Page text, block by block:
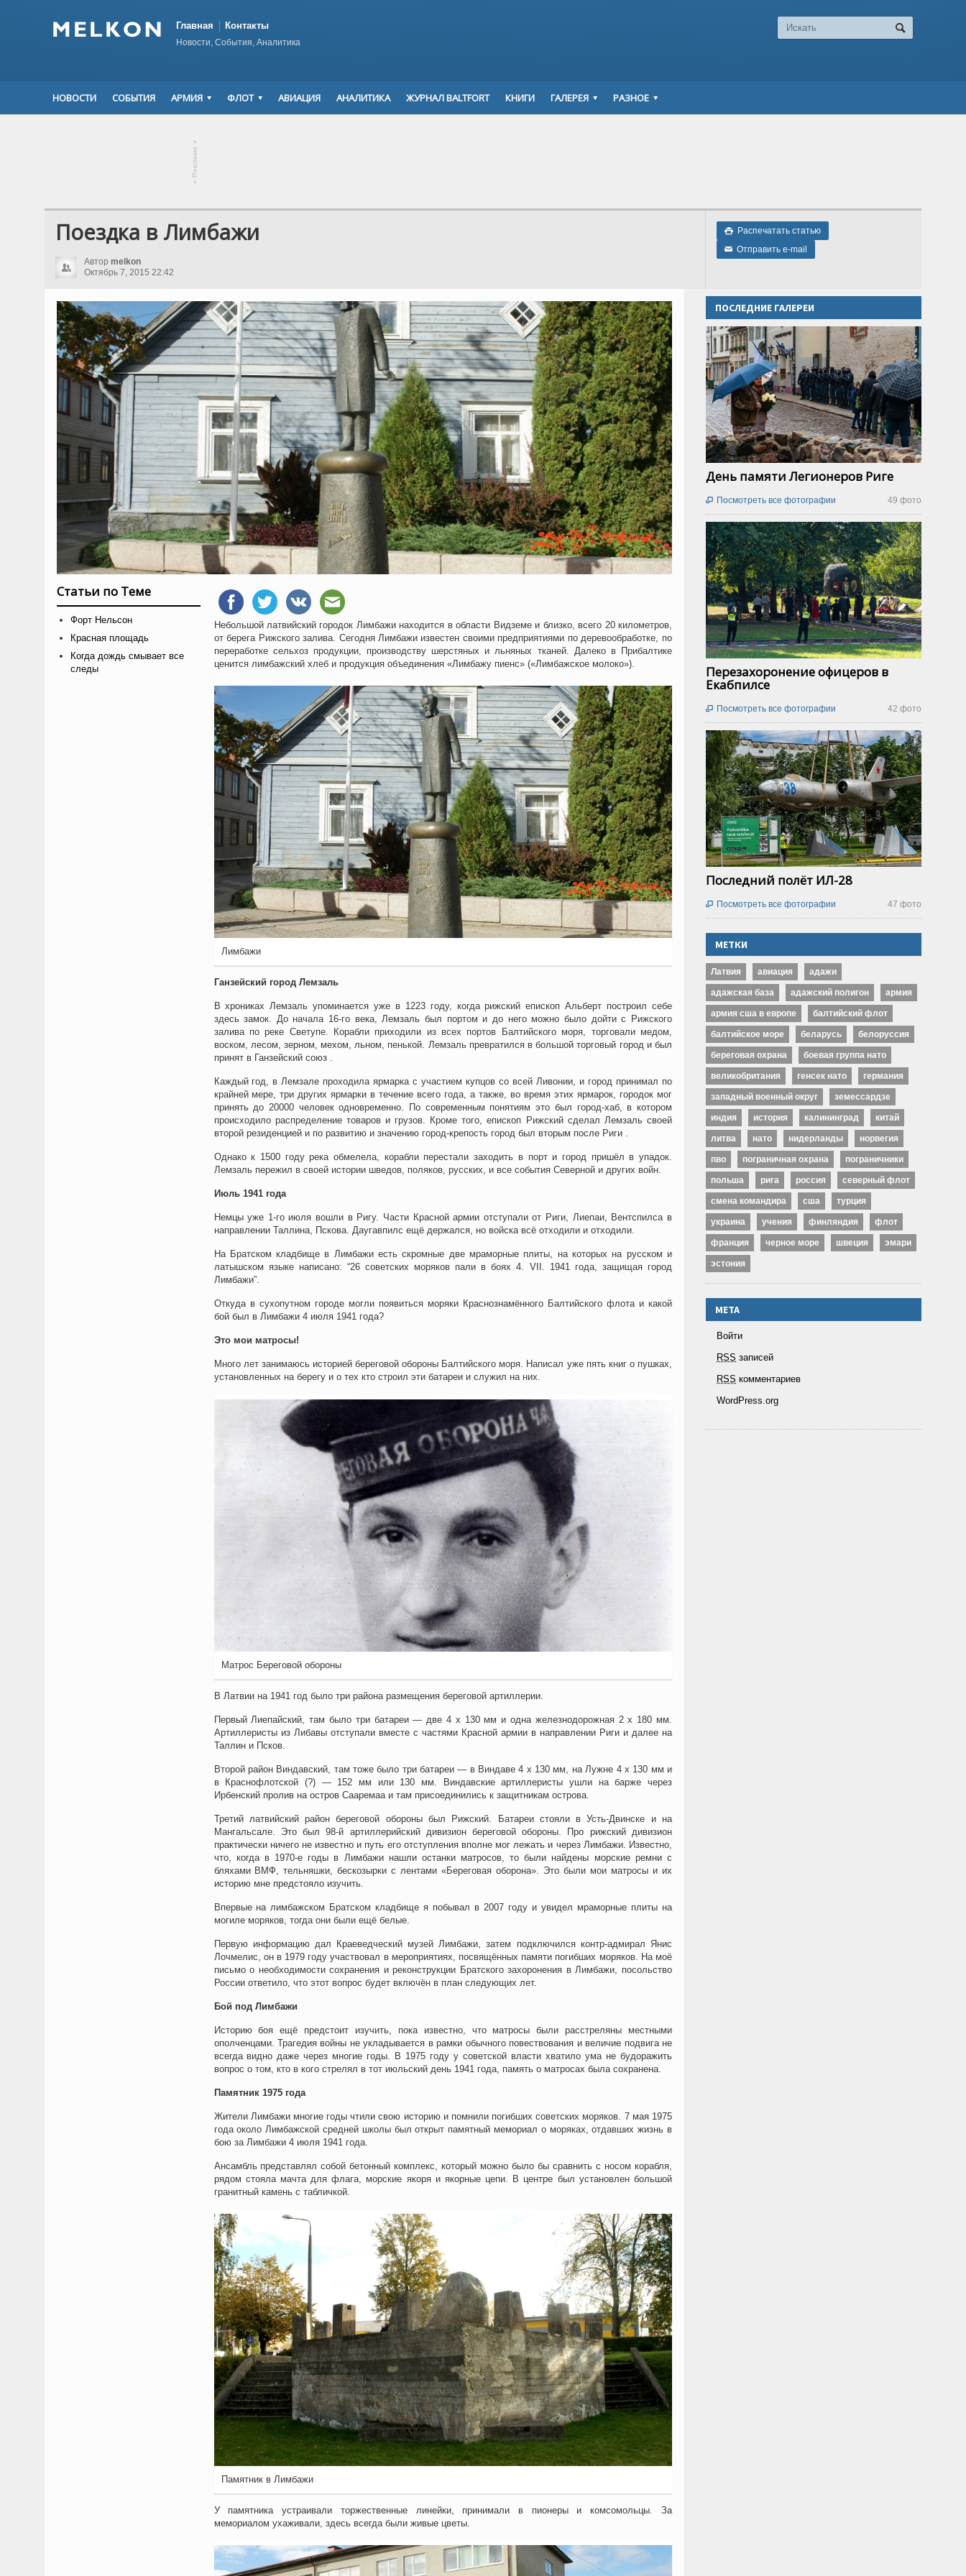
Главная Контакты
Новости, События, Аналитика
НОВОСТИ СОБЫТИЯ АРМИЯ ФЛОТ АВИАЦИЯ АНАЛИТИКА ЖУРНАЛ BALTFORT КНИГИ ГАЛЕРЕЯ РАЗНОЕ
▾
Реклама
▾
 Распечатать статью
✉ Отправить e-mail
Поездка в Лимбажи
Автор melkon
Октябрь 7, 2015 22:42
Статьи по Теме
Форт Нельсон
Красная площадь
Когда дождь смывает все
следы
Небольшой латвийский городок Лимбажи находится в области Видземе и близко, всего 20 километров,
от берега Рижского залива. Сегодня Лимбажи известен своими предприятиями по деревообработке, по
переработке сельхоз продукции, производству шерстяных и льняных тканей. Далеко в Прибалтике
ценится лимбажский хлеб и продукция объединения «Лимбажу пиенс» («Лимбажское молоко»).
Лимбажи
Ганзейский город Лемзаль
В хрониках Лемзаль упоминается уже в 1223 году, когда рижский епископ Альберт построил себе
здесь замок. До начала 16-го века, Лемзаль был портом и до него можно было дойти с Рижского
залива по реке Светупе. Корабли приходили из всех портов Балтийского моря, торговали медом,
воском, лесом, зерном, мехом, льном, пенькой. Лемзаль превратился в большой торговый город и был
принят в Ганзейский союз .
Каждый год, в Лемзале проходила ярмарка с участием купцов со всей Ливонии, и город принимал по
крайней мере, три других ярмарки в течение всего года, а также, во время этих ярмарок, городок мог
принять до 20000 человек одновременно. По современным понятиям это был город-хаб, в котором
происходило распределение товаров и грузов. Кроме того, епископ Рижский сделал Лемзаль своей
второй резиденцией и по развитию и значению город-крепость город был вторым после Риги .
Однако к 1500 году река обмелела, корабли перестали заходить в порт и город пришёл в упадок.
Лемзаль пережил в своей истории шведов, поляков, русских, и все события Северной и других войн.
Июль 1941 года
Немцы уже 1-го июля вошли в Ригу. Части Красной армии отступали от Риги, Лиепаи, Вентспилса в
направлении Таллина, Пскова. Даугавпилс ещё держался, но войска всё отходили и отходили.
На Братском кладбище в Лимбажи есть скромные две мраморные плиты, на которых на русском и
латышском языке написано: “26 советских моряков пали в боях 4. VII. 1941 года, защищая город
Лимбажи”.
Откуда в сухопутном городе могли появиться моряки Краснознамённого Балтийского флота и какой
бой был в Лимбажи 4 июля 1941 года?
Это мои матросы!
Много лет занимаюсь историей береговой обороны Балтийского моря. Написал уже пять книг о пушках,
установленных на берегу и о тех кто строил эти батареи и служил на них.
Матрос Береговой обороны
В Латвии на 1941 год было три района размещения береговой артиллерии.
Первый Лиепайский, там было три батареи — две 4 х 130 мм и одна железнодорожная 2 х 180 мм.
Артиллеристы из Либавы отступали вместе с частями Красной армии в направлении Риги и далее на
Таллин и Псков.
Второй район Виндавский, там тоже было три батареи — в Виндаве 4 х 130 мм, на Лужне 4 х 130 мм и
в Краснофлотской (?) — 152 мм или 130 мм. Виндавские артиллеристы ушли на барже через
Ирбенский пролив на остров Сааремаа и там присоединились к защитникам острова.
Третий латвийский район береговой обороны был Рижский. Батареи стояли в Усть-Двинске и на
Мангальсале. Это был 98-й артиллерийский дивизион береговой обороны. Про рижский дивизион
практически ничего не известно и путь его отступления вполне мог лежать и через Лимбажи. Известно,
что, когда в 1970-е годы в Лимбажи нашли останки матросов, то были найдены морские ремни с
бляхами ВМФ, тельняшки, бескозырки с лентами «Береговая оборона». Это были мои матросы и их
историю мне предстояло изучить.
Впервые на лимбажском Братском кладбище я побывал в 2007 году и увидел мраморные плиты на
могиле моряков, тогда они были ещё белые.
Первую информацию дал Краеведческий музей Лимбажи, затем подключился контр-адмирал Янис
Лочмелис, он в 1979 году участвовал в мероприятиях, посвящённых памяти погибших моряков. На моё
письмо о необходимости сохранения и реконструкции Братского захоронения в Лимбажи, посольство
России ответило, что этот вопрос будет включён в план следующих лет.
Бой под Лимбажи
Историю боя ещё предстоит изучить, пока известно, что матросы были расстреляны местными
ополченцами. Трагедия войны не укладывается в рамки обычного повествования и величие подвига не
всегда видно даже через многие годы. В 1975 году у советской власти хватило ума не будоражить
вопрос о том, кто в кого стрелял в тот июльский день 1941 года, память о матросах была сохранена.
Памятник 1975 года
Жители Лимбажи многие годы чтили свою историю и помнили погибших советских моряков. 7 мая 1975
года около Лимбажской средней школы был открыт памятный мемориал о моряках, отдавших жизнь в
бою за Лимбажи 4 июля 1941 года.
Ансамбль представлял собой бетонный комплекс, который можно было бы сравнить с носом корабля,
рядом стояла мачта для флага, морские якоря и якорные цепи. В центре был установлен большой
гранитный камень с табличкой.
Памятник в Лимбажи
У памятника устраивали торжественные линейки, принимали в пионеры и комсомольцы. За
мемориалом ухаживали, здесь всегда были живые цветы.
ПОСЛЕДНИЕ ГАЛЕРЕИ
День памяти Легионеров Риге
49 фото
 Посмотреть все фотографии
Перезахоронение офицеров в
Екабпилсе
42 фото
 Посмотреть все фотографии
Последний полёт ИЛ-28
47 фото
 Посмотреть все фотографии
МЕТКИ
Латвия авиация адажи
адажская база адажский полигон армия
армия сша в европе балтийский флот
балтийское море беларусь белоруссия
береговая охрана боевая группа нато
великобритания генсек нато германия
западный военный округ земессардзе
индия история калининград китай
литва нато нидерланды норвегия
пво пограничная охрана пограничники
польша рига россия северный флот
смена командира сша турция
украина учения финляндия флот
франция черное море швеция эмари
эстония
МЕТА
Войти
RSS записей
RSS комментариев
WordPress.org